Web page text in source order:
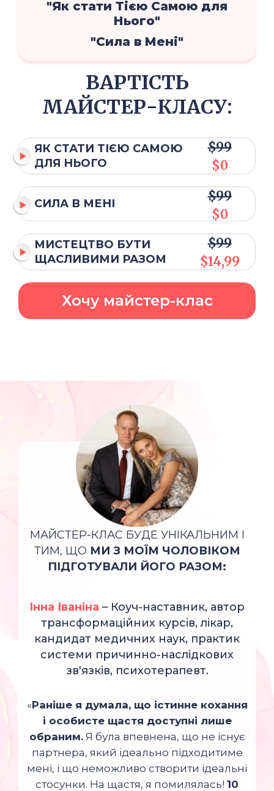
"Як стати Тією Самою для
Нього"
"Сила в Мені"
ВАРТІСТЬ
МАЙСТЕР-КЛАСУ:
ЯК СТАТИ ТІЄЮ САМОЮ
ДЛЯ НЬОГО
$99
$0
СИЛА В МЕНІ
$99
$0
МИСТЕЦТВО БУТИ
ЩАСЛИВИМИ РАЗОМ
$99
$14,99
Хочу майстер-клас
МАЙСТЕР-КЛАС БУДЕ УНІКАЛЬНИМ І
ТИМ, ЩО МИ З МОЇМ ЧОЛОВІКОМ
ПІДГОТУВАЛИ ЙОГО РАЗОМ:
Інна Іваніна – Коуч-наставник, автор
трансформаційних курсів, лікар,
кандидат медичних наук, практик
системи причинно-наслідкових
зв'язків, психотерапевт.
«Раніше я думала, що істинне кохання
і особисте щастя доступні лише
обраним.Я була впевнена, що не існує
партнера, який ідеально підходитиме
мені, і що неможливо створити ідеальні
стосунки. На щастя, я помилялась! 10